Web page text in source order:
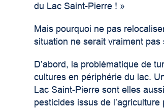
du Lac Saint-Pierre ! »
Mais pourquoi ne pas
situation ne serait vraiment pas
D’abord, la problématique de
cultures en périphérie du lac.
Lac Saint-Pierre sont elles
pesticides issus de